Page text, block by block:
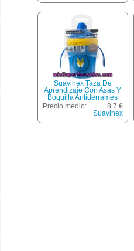
Suavinex Taza De
Aprendizaje Con Asas Y
Boquilla Antiderrames
Colores Surtidos 1 Unidad
Precio medio:
8.7 €
Suavinex